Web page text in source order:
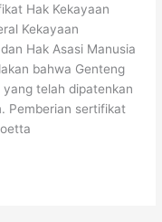
Hak Kekayaan
Kekayaan
Hak Asasi Manusia
bahwa Genteng
yang telah dipatenkan
Pemberian sertifikat